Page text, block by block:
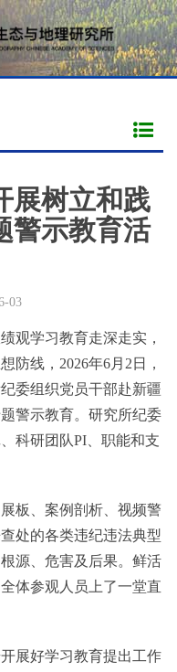
展树立和践
警示教育活
03
学习教育走深走实，
防线，2026年6月2日，
委组织党员干部赴新疆
警示教育。研究所纪委
科研团队PI、职能和支
、案例剖析、视频警
处的各类违纪违法典型
源、危害及后果。鲜活
体参观人员上了一堂直
展好学习教育提出工作